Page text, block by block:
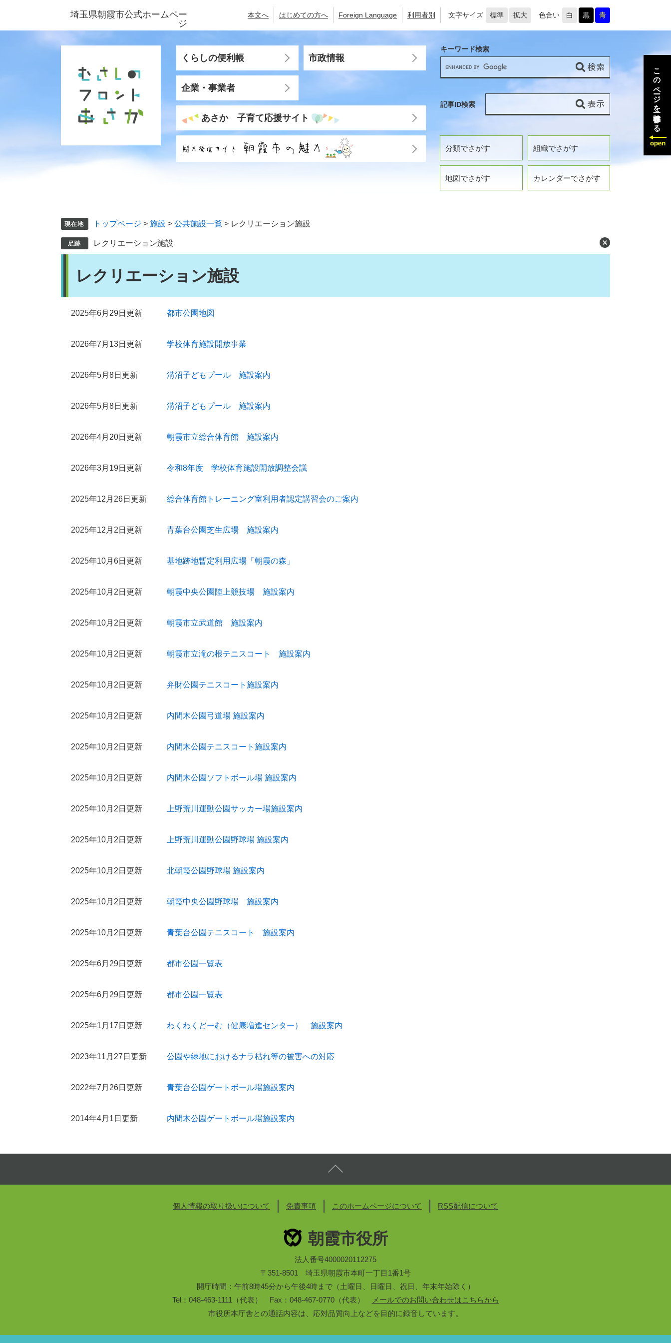
ジ
ュ
埼玉県朝霞市公式ホームペー
ジ
本文へ はじめての方へ Foreign Language 利用者別 文字サイズ 標準 拡大 色合い 白 黒 青
くらしの便利帳 市政情報
企業・事業者
あさか 子育て応援サイト
分類でさがす 組織でさがす
地図でさがす カレンダーでさがす
キーワード検索
記事ID検索
トップページ > 施設 > 公共施設一覧 > レクリエーション施設
レクリエーション施設
レクリエーション施設
2025年6月29日更新 都市公園地図
2026年7月13日更新 学校体育施設開放事業
2026年5月8日更新 溝沼子どもプール 施設案内
2026年5月8日更新 溝沼子どもプール 施設案内
2026年4月20日更新 朝霞市立総合体育館 施設案内
2026年3月19日更新 令和8年度 学校体育施設開放調整会議
2025年12月26日更新 総合体育館トレーニング室利用者認定講習会のご案内
2025年12月2日更新 青葉台公園芝生広場 施設案内
2025年10月6日更新 基地跡地暫定利用広場「朝霞の森」
2025年10月2日更新 朝霞中央公園陸上競技場 施設案内
2025年10月2日更新 朝霞市立武道館 施設案内
2025年10月2日更新 朝霞市立滝の根テニスコート 施設案内
2025年10月2日更新 弁財公園テニスコート施設案内
2025年10月2日更新 内間木公園弓道場 施設案内
2025年10月2日更新 内間木公園テニスコート施設案内
2025年10月2日更新 内間木公園ソフトボール場 施設案内
2025年10月2日更新 上野荒川運動公園サッカー場施設案内
2025年10月2日更新 上野荒川運動公園野球場 施設案内
2025年10月2日更新 北朝霞公園野球場 施設案内
2025年10月2日更新 朝霞中央公園野球場 施設案内
2025年10月2日更新 青葉台公園テニスコート 施設案内
2025年6月29日更新 都市公園一覧表
2025年6月29日更新 都市公園一覧表
2025年1月17日更新 わくわくどーむ（健康増進センター） 施設案内
2023年11月27日更新 公園や緑地におけるナラ枯れ等の被害への対応
2022年7月26日更新 青葉台公園ゲートボール場施設案内
2014年4月1日更新 内間木公園ゲートボール場施設案内
個人情報の取り扱いについて 免責事項 このホームページについて RSS配信について
朝霞市役所
法人番号4000020112275
〒351-8501 埼玉県朝霞市本町一丁目1番1号
開庁時間：午前8時45分から午後4時まで（土曜日、日曜日、祝日、年末年始除く）
Tel：048-463-1111（代表） Fax：048-467-0770（代表）
メールでのお問い合わせはこちらから
市役所本庁舎との通話内容は、応対品質向上などを目的に録音しています。
このページを一時保存する